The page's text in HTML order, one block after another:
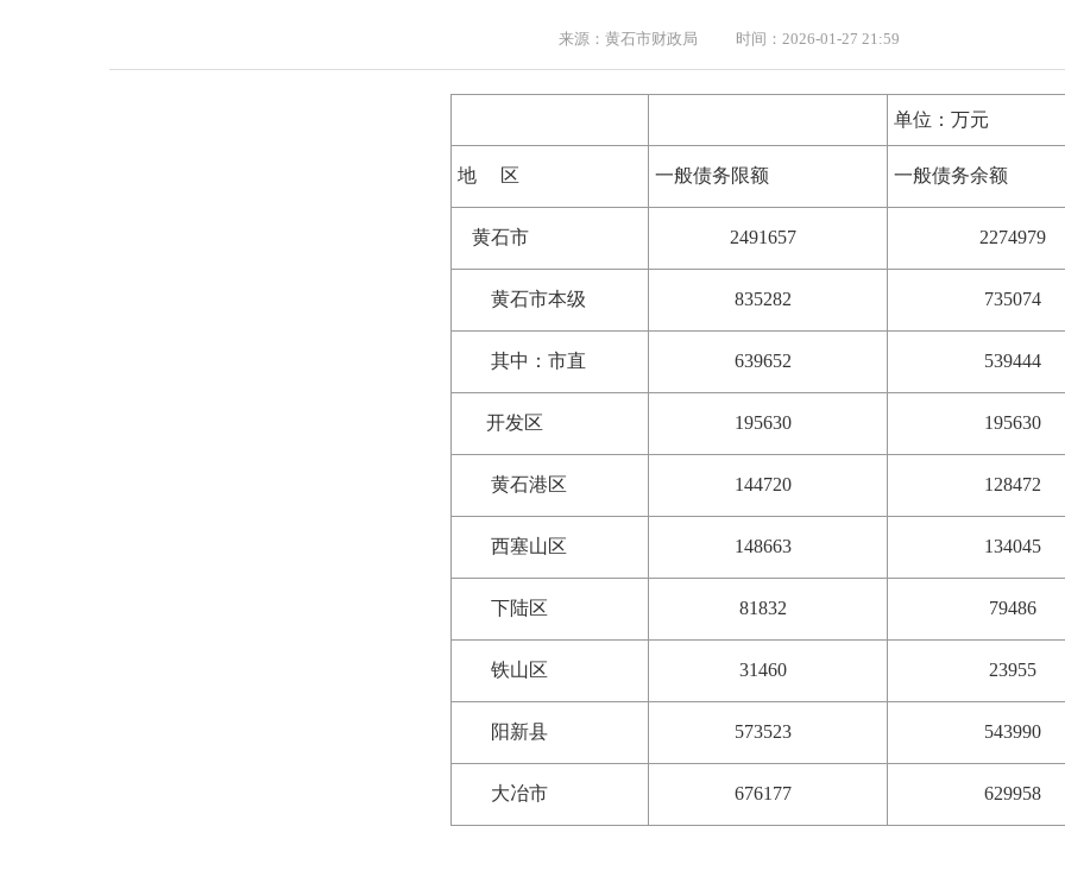
来源： 黄石市财政局 时间：2026-01-27 21:59
单位：万元
地 区 一般债务限额 一般债务余额
黄石市 2491657 2274979
黄石市本级 835282 735074
其中：市直 639652 539444
开发区 195630 195630
黄石港区 144720 128472
西塞山区 148663 134045
下陆区 81832 79486
铁山区 31460 23955
阳新县 573523 543990
大冶市 676177 629958